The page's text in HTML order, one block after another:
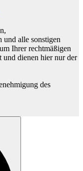
und alle sonstigen
Ihrer rechtmäßigen
und dienen hier nur der
des